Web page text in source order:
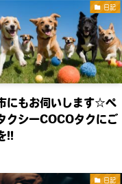
日記
にもお伺いします☆ペ
クシーCOCOタクにご
!!
日記